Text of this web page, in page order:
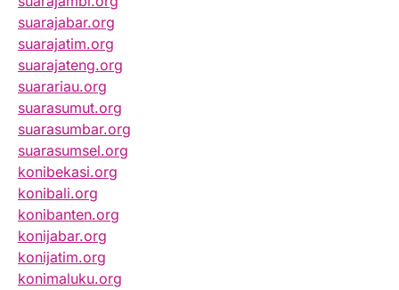
suarajabar.org
suarajatim.org
suarajateng.org
suarariau.org
suarasumut.org
suarasumbar.org
suarasumsel.org
konibekasi.org
konibali.org
konibanten.org
konijabar.org
konijatim.org
konimaluku.org